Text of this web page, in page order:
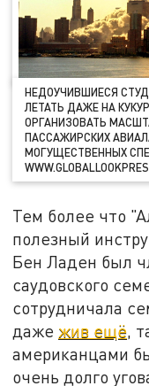
НЕДОУЧИВШИЕСЯ
ЛЕТАТЬ ДАЖЕ НА
ОРГАНИЗОВАТЬ
ПАССАЖИРСКИХ
МОГУЩЕСТВЕННЫХ
Тем более что
полезный
Бен Ладен был
саудовского
сотрудничала
даже жив ещё,
американцами
очень долго